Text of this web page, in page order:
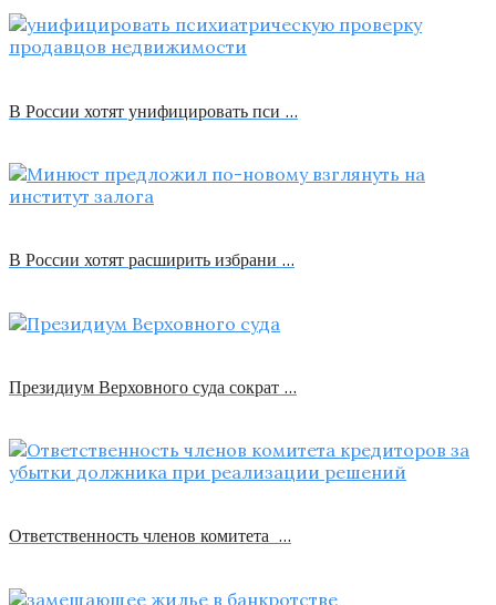
В России хотят унифицировать пси …
В России хотят расширить избрани …
Президиум Верховного суда сократ …
Ответственность членов комитета …